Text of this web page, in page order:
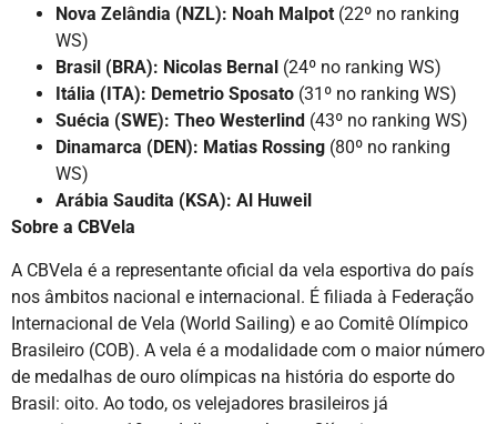
Nova Zelândia (NZL): Noah Malpot (22º no ranking
WS)
Brasil (BRA): Nicolas Bernal (24º no ranking WS)
Itália (ITA): Demetrio Sposato (31º no ranking WS)
Suécia (SWE): Theo Westerlind (43º no ranking WS)
Dinamarca (DEN): Matias Rossing (80º no ranking
WS)
Arábia Saudita (KSA): Al Huweil
Sobre a CBVela
A CBVela é a representante oficial da vela esportiva do país
nos âmbitos nacional e internacional. É filiada à Federação
Internacional de Vela (World Sailing) e ao Comitê Olímpico
Brasileiro (COB). A vela é a modalidade com o maior número
de medalhas de ouro olímpicas na história do esporte do
Brasil: oito. Ao todo, os velejadores brasileiros já